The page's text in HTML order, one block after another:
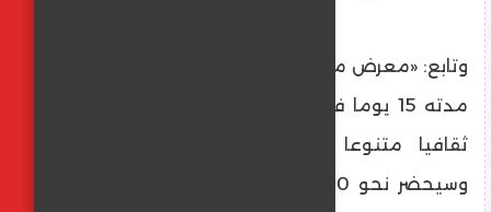
وتابع: «معرض مكتبة الإسكندرية الدولي للكتاب
ثقافيا متنوعا للزوار طوال فترة المعرض،